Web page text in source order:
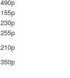
490р
155р
230р
255р
210р
350р